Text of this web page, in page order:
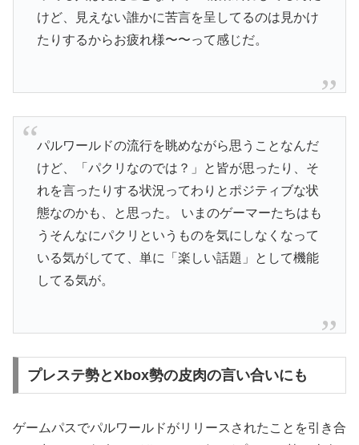
けど、見えない誰かに苦言を呈してるのは見かけ
たりするからお疲れ様〜〜って感じだ。
パルワールドの流行を眺めながら思うことなんだ
けど、「パクリなのでは？」と皆が思ったり、そ
れを言ったりする状況ってわりとポジティブな状
態なのかも、と思った。 いまのゲーマーたちはも
うそんなにパクリというものを気にしなくなって
いる気がしてて、単に「楽しい話題」として機能
してる気が。
プレステ勢とXbox勢の皮肉の言い合いにも
ゲームパスでパルワールドがリリースされたことを引き合